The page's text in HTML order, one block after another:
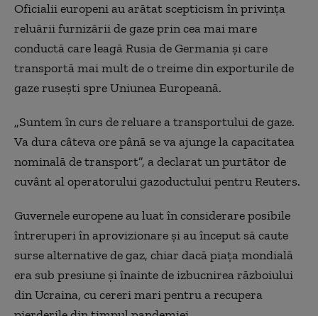
Oficialii europeni au arătat scepticism în privința
reluării furnizării de gaze prin cea mai mare
conductă care leagă Rusia de Germania și care
transportă mai mult de o treime din exporturile de
gaze rusești spre Uniunea Europeană.
„Suntem în curs de reluare a transportului de gaze.
Va dura câteva ore până se va ajunge la capacitatea
nominală de transport”, a declarat un purtător de
cuvânt al operatorului gazoductului pentru Reuters.
Guvernele europene au luat în considerare posibile
întreruperi în aprovizionare și au început să caute
surse alternative de gaz, chiar dacă piața mondială
era sub presiune și înainte de izbucnirea războiului
din Ucraina, cu cereri mari pentru a recupera